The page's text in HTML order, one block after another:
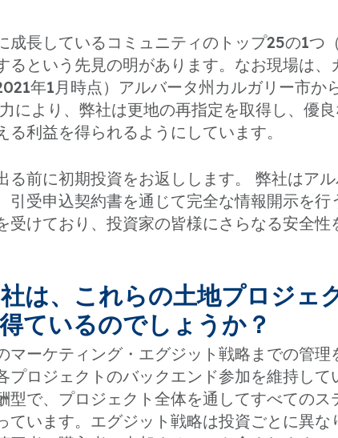
成長しているコミュニティのトップ25の1つ
るという先見の明があります。なお現場は、
年1月時点）アルバータ州カルガリー市か
により、弊社は更地の再指定を取得し、優
利益を得られるようにしています。
る前に初期投資をお返しします。 弊社はア
引受申込契約書を通じて完全な情報開示を行
受けており、投資家の皆様にさらなる安全性
は、これらの土地プロジェ
ているのでしょうか？
マーケティング・エグジット戦略までの管理
プロジェクトのバックエンド参加を維持して
型で、プロジェクト全体を通してすべてのス
ています。エグジット戦略は投資ごとに異な